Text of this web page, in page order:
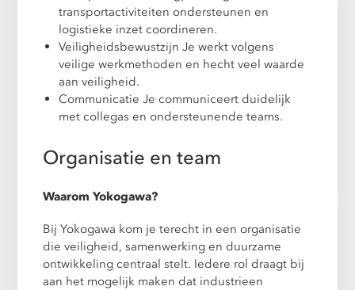
transportactiviteiten ondersteunen en
logistieke inzet coordineren.
Veiligheidsbewustzijn Je werkt volgens
veilige werkmethoden en hecht veel waarde
aan veiligheid.
Communicatie Je communiceert duidelijk
met collegas en ondersteunende teams.
Organisatie en team
Waarom Yokogawa?
Bij Yokogawa kom je terecht in een organisatie
die veiligheid, samenwerking en duurzame
ontwikkeling centraal stelt. Iedere rol draagt bij
aan het mogelijk maken dat industrieen